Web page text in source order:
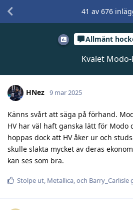
Allmänt
Kvalet Modo-
41 av 676
HNez 9 mar 2025
Känns svårt att säga på förhand.
HV har väl haft ganska lätt för Modo
hoppas dock att HV åker ur och
skulle slakta mycket av deras
kan ses som bra.
Stolpe ut, Metallica, och Barry_Carlisle